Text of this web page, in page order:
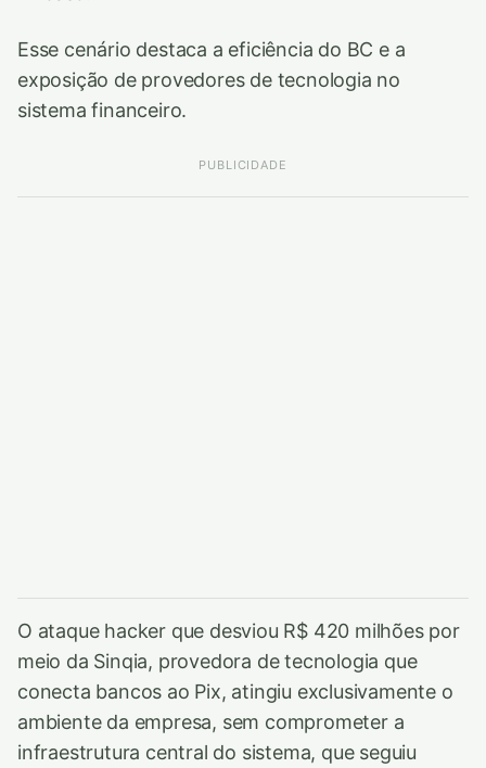
Esse cenário destaca a eficiência do BC e a
exposição de provedores de tecnologia no
sistema financeiro.
PUBLICIDADE
O ataque hacker que desviou R$ 420 milhões por
meio da Sinqia, provedora de tecnologia que
conecta bancos ao Pix, atingiu exclusivamente o
ambiente da empresa, sem comprometer a
infraestrutura central do sistema, que seguiu